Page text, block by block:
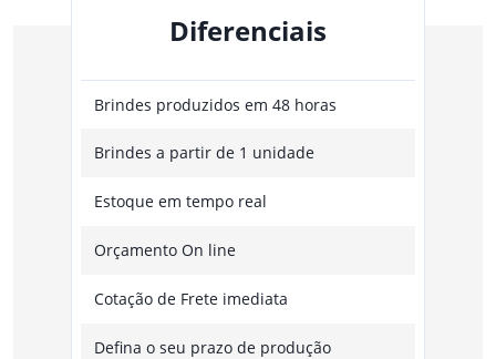
Diferenciais
Brindes produzidos em 48 horas
Brindes a partir de 1 unidade
Estoque em tempo real
Orçamento On line
Cotação de Frete imediata
Defina o seu prazo de produção